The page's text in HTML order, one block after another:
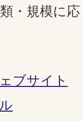
・規模に
ブサイト